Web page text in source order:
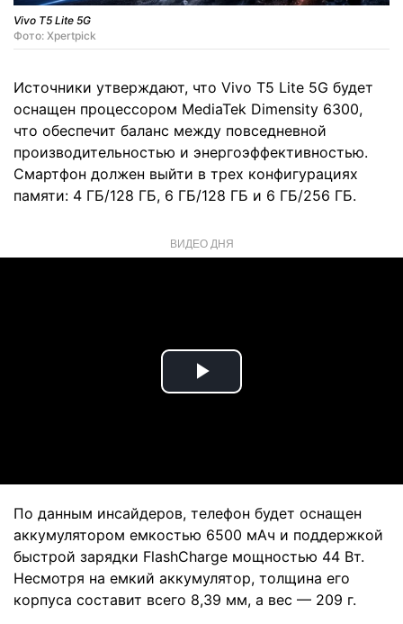
Vivo T5 Lite 5G
Фото: Xpertpick
Источники утверждают, что Vivo T5 Lite 5G будет
оснащен процессором MediaTek Dimensity 6300,
что обеспечит баланс между повседневной
производительностью и энергоэффективностью.
Смартфон должен выйти в трех конфигурациях
памяти: 4 ГБ/128 ГБ, 6 ГБ/128 ГБ и 6 ГБ/256 ГБ.
ВИДЕО ДНЯ
Play
По данным инсайдеров, телефон будет оснащен
аккумулятором емкостью 6500 мАч и поддержкой
быстрой зарядки FlashCharge мощностью 44 Вт.
Несмотря на емкий аккумулятор, толщина его
корпуса составит всего 8,39 мм, а вес — 209 г.